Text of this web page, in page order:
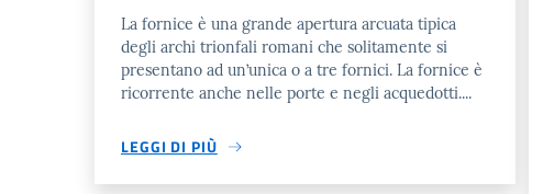
La fornice è una grande apertura arcuata tipica
degli archi trionfali romani che solitamente si
presentano ad un’unica o a tre fornici. La fornice è
ricorrente anche nelle porte e negli acquedotti....
LEGGI DI PIÙ